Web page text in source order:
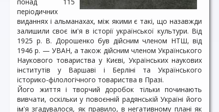
періодичних
виданнях і альманахах, між якими є такі, що назавжди
залишили своє ім'я в історії української культури. Від
1925 р. В. Дорошенко був дійсним членом НТШ, від
1946 р. — УВАН, а також дійсним членом Українського
Наукового товариства у Києві, Українських наукових
інститутів у Варшаві і Берліні та Українського
історико-філологічного товариства в Празі.
Його життя і творчий доробок тільки починають
вивчати, оскільки у повоєнній радянській Україні його
ім'я згадувалося, як правило, в негативному плані як